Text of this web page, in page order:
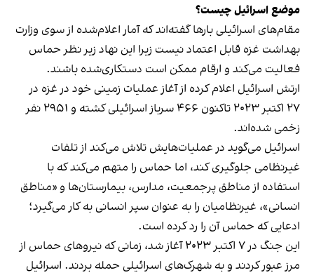
موضع اسرائیل چیست؟
مقام‌های اسرائیلی بارها گفته‌اند که آمار اعلام‌شده از سوی وزارت
بهداشت غزه قابل اعتماد نیست زیرا این نهاد زیر نظر حماس
فعالیت می‌کند و ارقام ممکن است دستکاری‌شده باشند.
ارتش اسرائیل اعلام کرده از آغاز عملیات زمینی خود در غزه در
۲۷ اکتبر ۲۰۲۳ تاکنون ۴۶۶ سرباز اسرائیلی کشته و ۲۹۵۱ نفر
زخمی شده‌اند.
اسرائیل می‌گوید در عملیات‌هایش تلاش می‌کند از تلفات
غیرنظامی جلوگیری کند، اما حماس را متهم می‌کند که با
استفاده از مناطق پرجمعیت، مدارس، بیمارستان‌ها و «مناطق
انسانی»، غیرنظامیان را به عنوان سپر انسانی به کار می‌گیرد؛
ادعایی که حماس آن را رد کرده است.
این جنگ در ۷ اکتبر ۲۰۲۳ آغاز شد، زمانی که نیروهای حماس از
مرز عبور کردند و به شهرک‌های اسرائیلی حمله بردند. اسرائیل